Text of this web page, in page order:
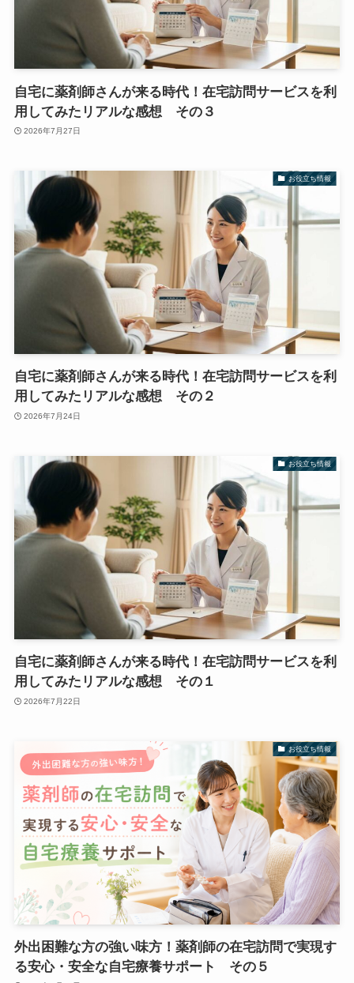
自宅に薬剤師さんが来る時代！在宅訪問サービスを利
用してみたリアルな感想 その３
2026年7月27日
お役立ち情報
自宅に薬剤師さんが来る時代！在宅訪問サービスを利
用してみたリアルな感想 その２
2026年7月24日
お役立ち情報
自宅に薬剤師さんが来る時代！在宅訪問サービスを利
用してみたリアルな感想 その１
2026年7月22日
お役立ち情報
外出困難な方の強い味方！薬剤師の在宅訪問で実現す
る安心・安全な自宅療養サポート その５